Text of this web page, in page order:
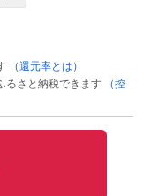
（還元率とは）
るさと納税できます
（控